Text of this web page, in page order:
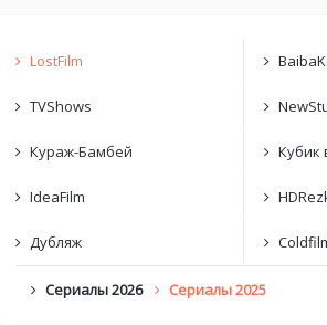
LostFilm
TVShows
Кураж-Бамбей Кубик
IdeaFilm
Дубляж
Сериалы 2026 Сериалы 2025